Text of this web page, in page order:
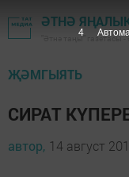
ӘТНӘ
"Әтнә таңы" газетасы
ҖӘМГЫЯТЬ
СИРАТ
автор, 14 август
3